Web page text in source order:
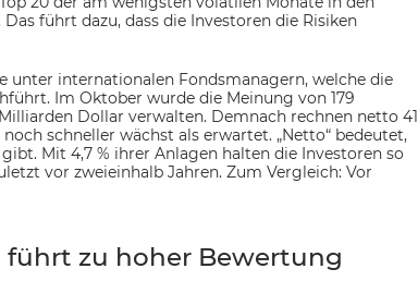
führt dazu, dass die Investoren die Risiken
internationalen Fondsmanagern, welche die
Im Oktober wurde die Meinung von 179
Dollar verwalten. Demnach rechnen netto 41
schneller wächst als erwartet. „Netto“ bedeutet,
Mit 4,7 % ihrer Anlagen halten die Investoren so
vor zweieinhalb Jahren. Zum Vergleich: Vor
führt zu hoher Bewertung